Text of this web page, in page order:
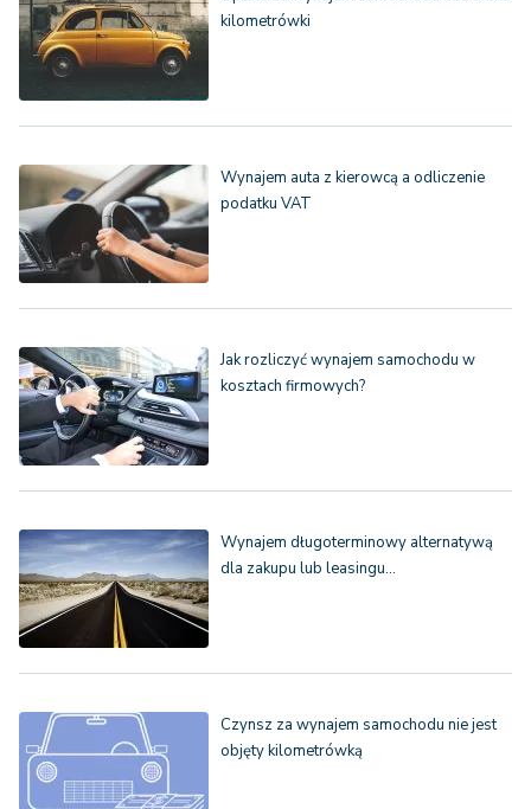
kilometrówki
Wynajem auta z kierowcą a odliczenie
podatku VAT
Jak rozliczyć wynajem samochodu w
kosztach firmowych?
Wynajem długoterminowy alternatywą
dla zakupu lub leasingu…
Czynsz za wynajem samochodu nie jest
objęty kilometrówką